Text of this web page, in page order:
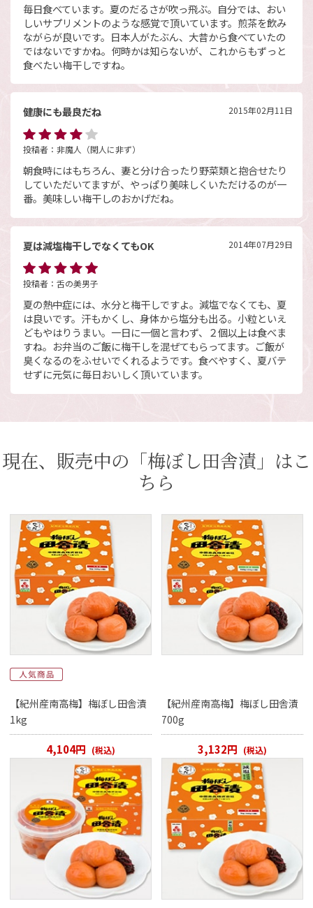
毎日食べています。夏のだるさが吹っ飛ぶ。自分では、おい
しいサプリメントのような感覚で頂いています。煎茶を飲み
ながらが良いです。日本人がたぶん、大昔から食べていたの
ではないですかね。何時かは知らないが、これからもずっと
食べたい梅干しですね。
健康にも最良だね 2015年02月11日
投稿者： 非魔人（閑人に非ず）
朝食時にはもちろん、妻と分け合ったり野菜類と抱合せたり
していただいてますが、やっぱり美味しくいただけるのが一
番。美味しい梅干しのおかげだね。
夏は減塩梅干しでなくてもOK 2014年07月29日
投稿者： 舌の美男子
夏の熱中症には、水分と梅干しですよ。減塩でなくても、夏
は良いです。汗もかくし、身体から塩分も出る。小粒といえ
どもやはりうまい。一日に一個と言わず、２個以上は食べま
すね。お弁当のご飯に梅干しを混ぜてもらってます。ご飯が
臭くなるのをふせいでくれるようです。食べやすく、夏バテ
せずに元気に毎日おいしく頂いています。
現在、販売中の「梅ぼし田舎漬」はこ
ちら
【紀州産南高梅】梅ぼし田舎漬
1kg
4,104円 (税込)
【紀州産南高梅】梅ぼし田舎漬
700g
3,132円 (税込)